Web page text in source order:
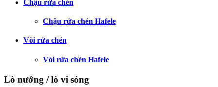
Chậu rửa chén
Chậu rửa chén Hafele
Vòi rửa chén
Vòi rửa chén Hafele
Lò nướng / lò vi sóng